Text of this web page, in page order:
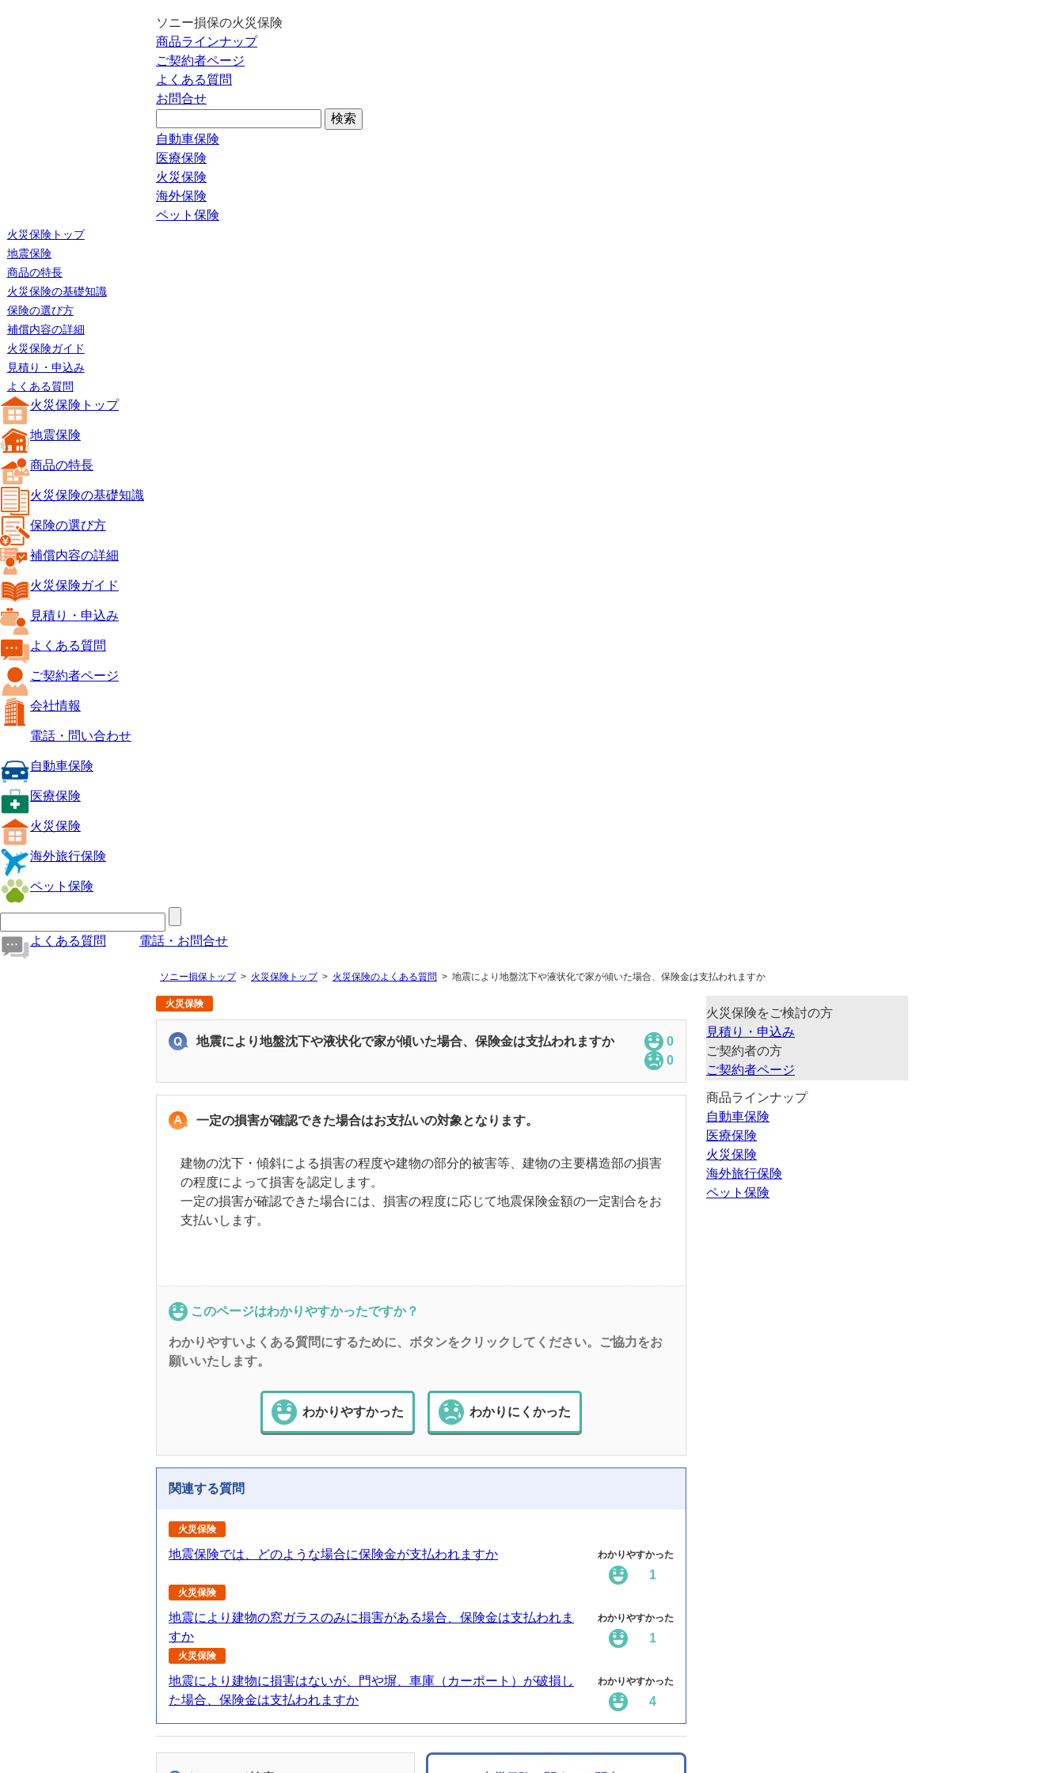
ソニー損保の火災保険
商品ラインナップ
ご契約者ページ
よくある質問
お問合せ
自動車保険
医療保険
火災保険
海外保険
ペット保険
火災保険トップ
地震保険
商品の特長
火災保険の基礎知識
保険の選び方
補償内容の詳細
火災保険ガイド
見積り・申込み
よくある質問
火災保険トップ
地震保険
商品の特長
火災保険の基礎知識
保険の選び方
補償内容の詳細
火災保険ガイド
見積り・申込み
よくある質問
ご契約者ページ
会社情報
電話・問い合わせ
自動車保険
医療保険
火災保険
海外旅行保険
ペット保険
よくある質問 電話・お問合せ
ソニー損保トップ 火災保険トップ 火災保険のよくある質問 地震により地盤沈下や液状化で家が傾いた場合、保険金は支払われますか
火災保険
地震により地盤沈下や液状化で家が傾いた場合、保険金は支払われますか
0
0
一定の損害が確認できた場合はお支払いの対象となります。
建物の沈下・傾斜による損害の程度や建物の部分的被害等、建物の主要構造部の損害
の程度によって損害を認定します。
一定の損害が確認できた場合には、損害の程度に応じて地震保険金額の一定割合をお
支払いします。
このページはわかりやすかったですか？
わかりやすいよくある質問にするために、ボタンをクリックしてください。ご協力をお
願いいたします。
わかりやすかった わかりにくかった
関連する質問
火災保険
地震保険では、どのような場合に保険金が支払われますか わかりやすかった
1
火災保険
地震により建物の窓ガラスのみに損害がある場合、保険金は支払われま
すか
わかりやすかった
1
火災保険
地震により建物に損害はないが、門や塀、車庫（カーポート）が破損し
た場合、保険金は支払われますか
わかりやすかった
4
火災保険をご検討の方
見積り・申込み
ご契約者の方
ご契約者ページ
商品ラインナップ
自動車保険
医療保険
火災保険
海外旅行保険
ペット保険